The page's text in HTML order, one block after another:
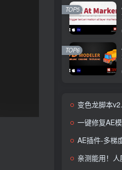
TOP5
TOP6
变色龙脚本v2.2支
一键修复AE模板
AE插件-多梯度渐变插
亲测能用！人脸面部跟踪